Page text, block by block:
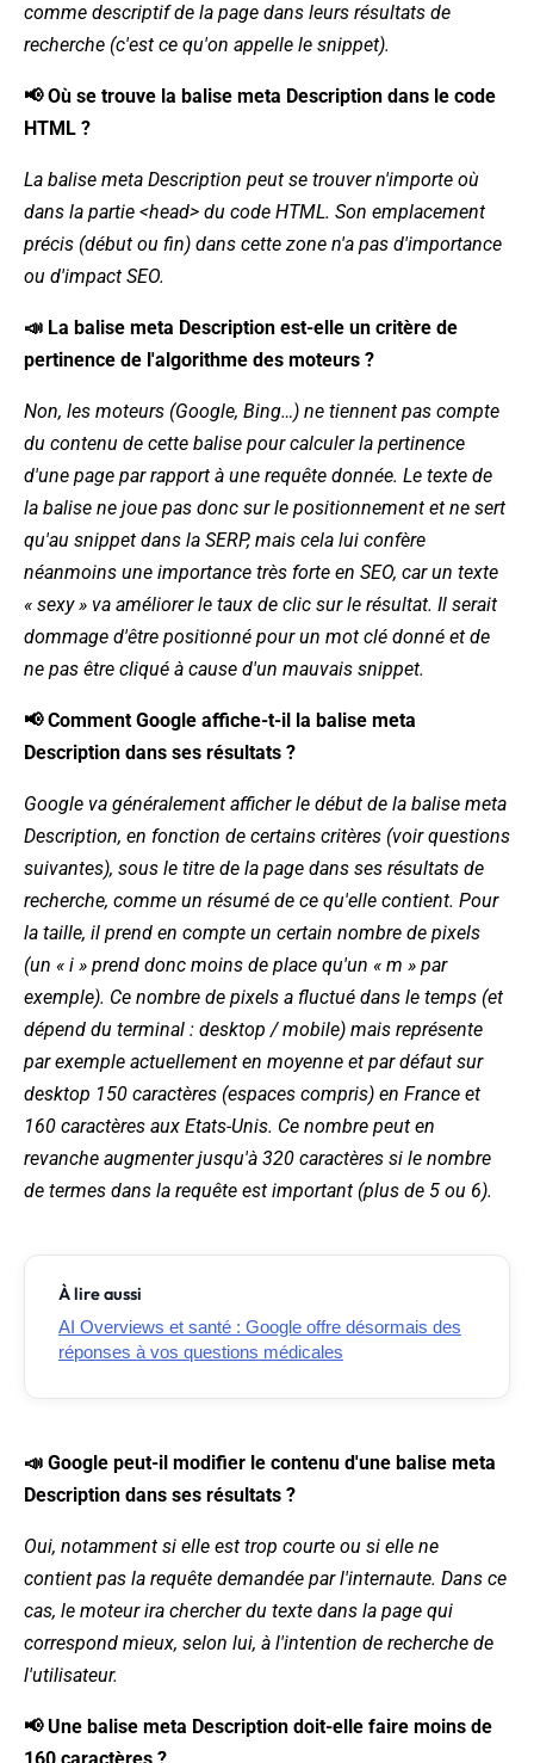
comme descriptif de la page dans leurs résultats de
recherche (c'est ce qu'on appelle le snippet).
📢 Où se trouve la balise meta Description dans le code
HTML ?
La balise meta Description peut se trouver n'importe où
dans la partie <head> du code HTML. Son emplacement
précis (début ou fin) dans cette zone n'a pas d'importance
ou d'impact SEO.
📣 La balise meta Description est-elle un critère de
pertinence de l'algorithme des moteurs ?
Non, les moteurs (Google, Bing…) ne tiennent pas compte
du contenu de cette balise pour calculer la pertinence
d'une page par rapport à une requête donnée. Le texte de
la balise ne joue pas donc sur le positionnement et ne sert
qu'au snippet dans la SERP, mais cela lui confère
néanmoins une importance très forte en SEO, car un texte
« sexy » va améliorer le taux de clic sur le résultat. Il serait
dommage d'être positionné pour un mot clé donné et de
ne pas être cliqué à cause d'un mauvais snippet.
📢 Comment Google affiche-t-il la balise meta
Description dans ses résultats ?
Google va généralement afficher le début de la balise meta
Description, en fonction de certains critères (voir questions
suivantes), sous le titre de la page dans ses résultats de
recherche, comme un résumé de ce qu'elle contient. Pour
la taille, il prend en compte un certain nombre de pixels
(un « i » prend donc moins de place qu'un « m » par
exemple). Ce nombre de pixels a fluctué dans le temps (et
dépend du terminal : desktop / mobile) mais représente
par exemple actuellement en moyenne et par défaut sur
desktop 150 caractères (espaces compris) en France et
160 caractères aux Etats-Unis. Ce nombre peut en
revanche augmenter jusqu'à 320 caractères si le nombre
de termes dans la requête est important (plus de 5 ou 6).
À lire aussi
AI Overviews et santé : Google offre désormais des
réponses à vos questions médicales
📣 Google peut-il modifier le contenu d'une balise meta
Description dans ses résultats ?
Oui, notamment si elle est trop courte ou si elle ne
contient pas la requête demandée par l'internaute. Dans ce
cas, le moteur ira chercher du texte dans la page qui
correspond mieux, selon lui, à l'intention de recherche de
l'utilisateur.
📢 Une balise meta Description doit-elle faire moins de